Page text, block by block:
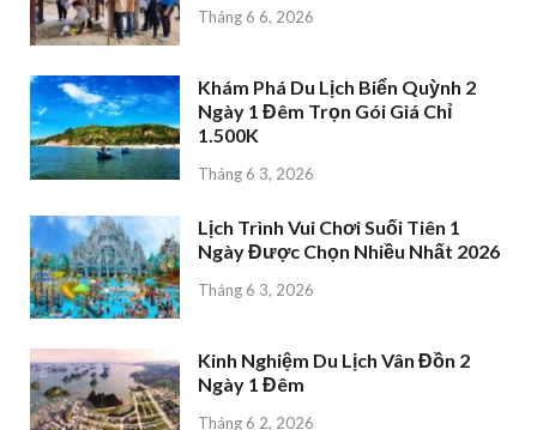
Tháng 6 6, 2026
Khám Phá Du Lịch Biển Quỳnh 2
Ngày 1 Đêm Trọn Gói Giá Chỉ
1.500K
Tháng 6 3, 2026
Lịch Trình Vui Chơi Suối Tiên 1
Ngày Được Chọn Nhiều Nhất 2026
Tháng 6 3, 2026
Kinh Nghiệm Du Lịch Vân Đồn 2
Ngày 1 Đêm
Tháng 6 2, 2026